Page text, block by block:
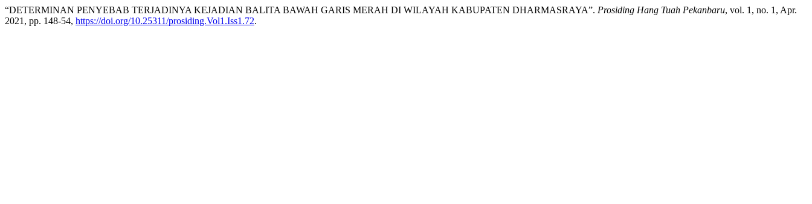
“DETERMINAN PENYEBAB TERJADINYA KEJADIAN BALITA BAWAH GARIS MERAH DI WILAYAH KABUPATEN DHARMASRAYA”. Prosiding Hang Tuah Pekanbaru, vol. 1, no. 1, Apr.
2021, pp. 148-54, https://doi.org/10.25311/prosiding.Vol1.Iss1.72.